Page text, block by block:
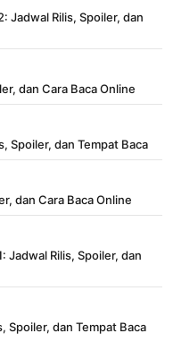
Jadwal Rilis, Spoiler, dan
dan Cara Baca Online
Spoiler, dan Tempat Baca
dan Cara Baca Online
Jadwal Rilis, Spoiler, dan
Spoiler, dan Tempat Baca